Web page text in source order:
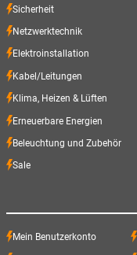
Sicherheit
Netzwerktechnik
Elektroinstallation
Kabel/Leitungen
Klima, Heizen & Lüften
Erneuerbare Energien
Beleuchtung und Zubehör
Sale
Mein Benutzerkonto